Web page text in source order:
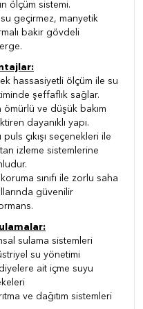
ölçüm sistemi.
su geçirmez, manyetik
bakır gövdeli
hassasiyetli ölçüm ile su
şeffaflık sağlar.
ömürlü ve düşük bakım
dayanıklı yapı.
puls çıkışı seçenekleri ile
izleme sistemlerine
koruma sınıfı ile zorlu saha
güvenilir
sulama sistemleri
su yönetimi
ait içme suyu
ve dağıtım sistemleri